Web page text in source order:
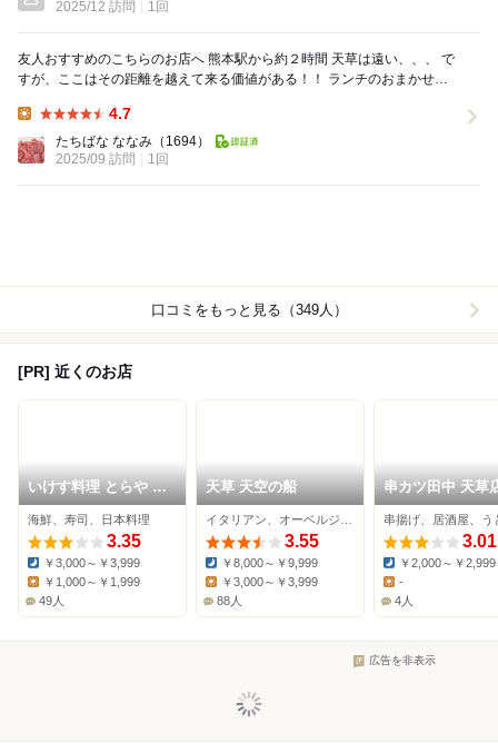
2025/12 訪問
1回
友人おすすめのこちらのお店へ 熊本駅から約２時間 天草は遠い、、、 で
すが、ここはその距離を越えて来る価値がある！！ ランチのおまかせ握
4.7
たちばな ななみ （1694）
2025/09 訪問
1回
口コミをもっと見る（349人）
[PR] 近くのお店
いけす料理 とらや 天
草・本渡店
海鮮、寿司、日本料理
3.35
Dinner:
￥3,000～￥3,999
Lunch:
￥1,000～￥1,999
49人
天草 天空の船
3.55
Dinner:
￥8,000～￥9,999
Lunch:
￥3,000～￥3,999
88人
串カツ田中 天草
串揚げ、居酒屋、う
3.01
Dinner:
￥2,000～￥2,999
Lunch:
-
4人
広告を非表示